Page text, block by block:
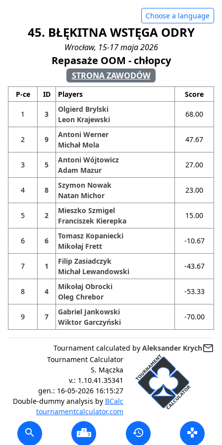
Choose a language
45. BŁĘKITNA WSTĘGA ODRY
Wrocław, 15-17 maja 2026
Repasaże OOM - chłopcy
STRONA ZAWODÓW
P-ce ID Players Score
1 3
Olgierd Brylski
Leon Krajewski
68.00
2 9
Antoni Werner
Michał Mola
47.67
3 5
Antoni Wójtowicz
Adam Mazur
27.00
4 8
Szymon Nowak
Natan Michor
23.00
5 2
Mieszko Szmigel
Franciszek Kierepka
15.00
6 6
Tomasz Kopaniecki
Mikołaj Frett
-10.67
7 1
Filip Zasiadczyk
Michał Lewandowski
-43.67
8 4
Mikołaj Obrocki
Oleg Chrebor
-53.33
9 7
Gabriel Jankowski
Wiktor Garczyński
-70.00
Tournament calculated by Aleksander Krychmail_outline
Tournament Calculator
S. Mączka
v.: 1.10.41.35341
gen.: 16-05-2026 16:15:27
Double-dummy analysis by BCalc
tournamentcalculator.com
search history gamepad